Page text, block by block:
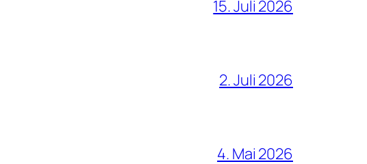
15. Juli 2026
2. Juli 2026
4. Mai 2026